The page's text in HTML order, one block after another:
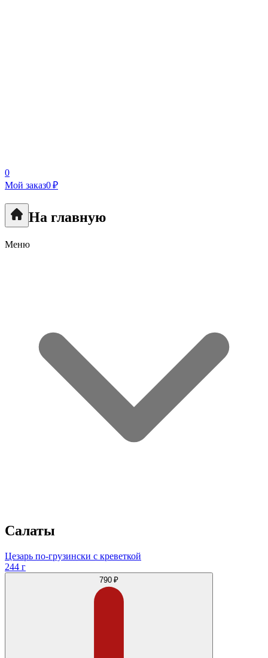
0
Мой заказ0 ₽
На главную
Меню
Салаты
Цезарь по-грузински с креветкой
244 г
790 ₽